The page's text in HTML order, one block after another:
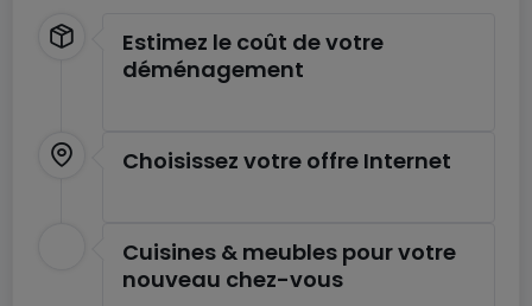
Estimez le coût de votre
déménagement
Choisissez votre offre Internet
Cuisines & meubles pour votre
nouveau chez-vous